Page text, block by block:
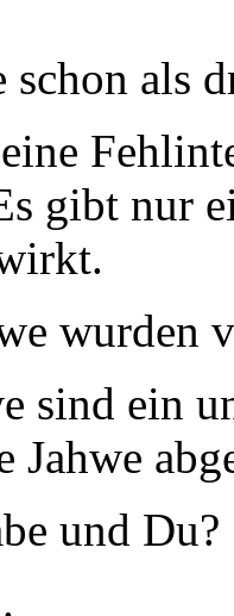
schon als
gibt nur
wurden
sind ein
Jahwe
und Du?